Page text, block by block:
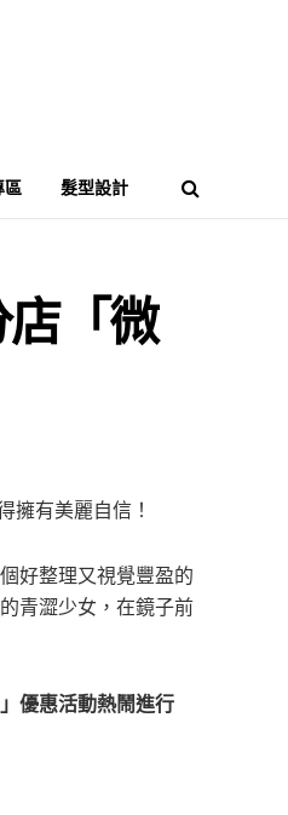
區 髮型設計
「微
擁有美麗自信！
好整理又視覺豐盈的
青澀少女，在鏡子前
優惠活動熱鬧進行